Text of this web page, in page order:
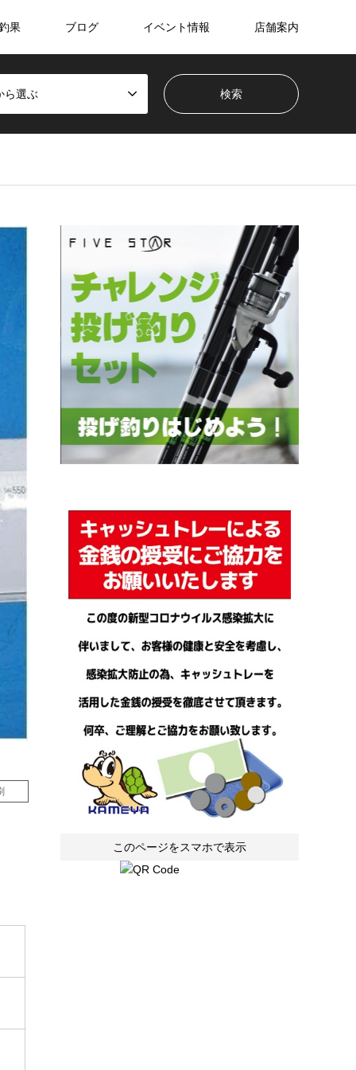
果 ブログ イベント情報 店舗案内
ら選ぶ
このページをスマホで表示